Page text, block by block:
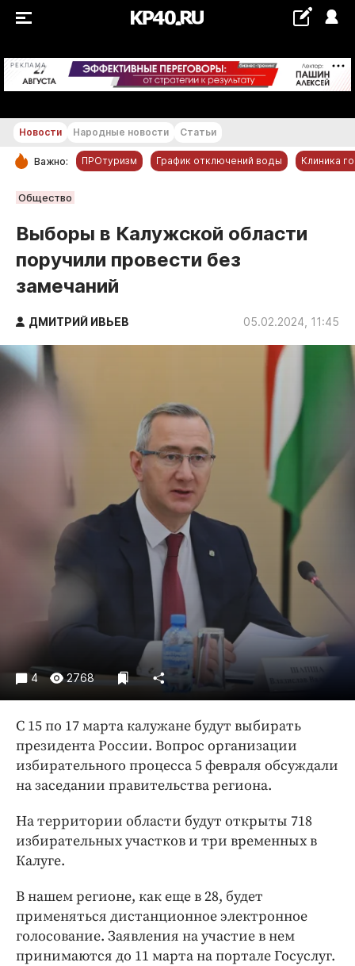
РЕКЛАМА +29...+30 °С
РУБРИКИ
Обнинск
Новости компаний
Статьи
Народные новости
Авто и транспорт
Благоустройство
Недвижимость и ЖКХ
Праздники
Происшествия
Спорт
Экономика и бизнес
Издания
Клиника года
Бренд года
Работодатель года
Новости Народные новости Статьи
Важно: ПРОтуризм График отключений воды Клиника
Общество
Выборы в Калужской области
поручили провести без
замечаний
ДМИТРИЙ ИВЬЕВ 05.02.2024, 11:45
4 2768
С 15 по 17 марта калужане будут выбирать
президента России. Вопрос организации
избирательного процесса 5 февраля обсуждали
на заседании правительства региона.
На территории области будут открыты 718
избирательных участков и три временных в
Калуге.
В нашем регионе, как еще в 28, будет
применяться дистанционное электронное
голосование. Заявления на участие в нем
принимаются до 11 марта на портале Госуслуг.